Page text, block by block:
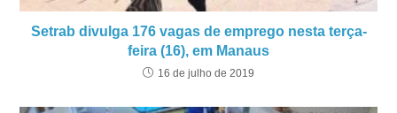
Setrab divulga 176 vagas de emprego nesta terça-
feira (16), em Manaus
16 de julho de 2019